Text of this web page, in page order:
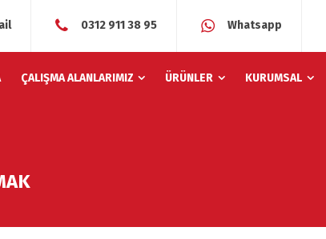
0312 911 38 95 Whatsapp
ÇALIŞMA ALANLARIMIZ ÜRÜNLER KURUMSAL